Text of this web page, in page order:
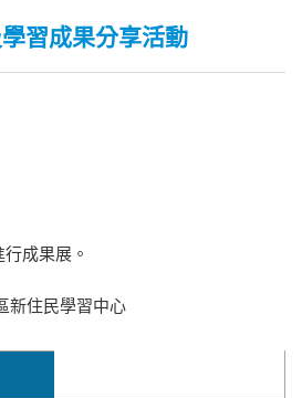
習成果分享活動
成果展。
新住民學習中心